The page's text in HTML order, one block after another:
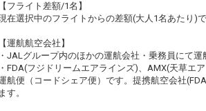
【フライト差額/1名】
在選択中のフライトからの差額(大人1名あたり)で
【運航航空会社】
・JALグループ内のほかの運航会社・乗務員にて運
・FDA(フジドリームエアラインズ)、AMX(天草エ
航便（コードシェア便）です。提携航空会社
ます。